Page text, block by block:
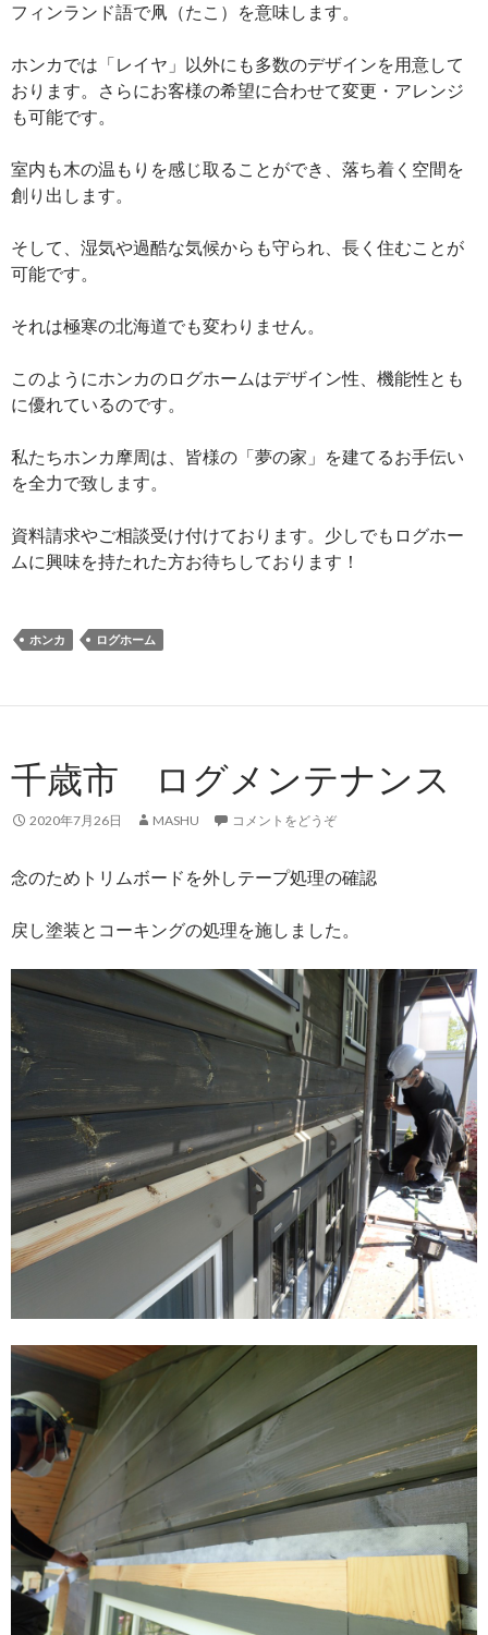
フィンランド語で凧（たこ）を意味します。
ホンカでは「レイヤ」以外にも多数のデザインを用意して
おります。さらにお客様の希望に合わせて変更・アレンジ
も可能です。
室内も木の温もりを感じ取ることができ、落ち着く空間を
創り出します。
そして、湿気や過酷な気候からも守られ、長く住むことが
可能です。
それは極寒の北海道でも変わりません。
このようにホンカのログホームはデザイン性、機能性とも
に優れているのです。
私たちホンカ摩周は、皆様の「夢の家」を建てるお手伝い
を全力で致します。
資料請求やご相談受け付けております。少しでもログホー
ムに興味を持たれた方お待ちしております！
ホンカ ログホーム
千歳市 ログメンテナンス
2020年7月26日 MASHU コメントをどうぞ
念のためトリムボードを外しテープ処理の確認
戻し塗装とコーキングの処理を施しました。